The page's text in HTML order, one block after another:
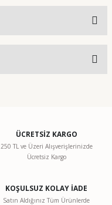
ÜCRETSİZ KARGO
250 TL ve Üzeri Alışverişlerinizde
Ücretsiz Kargo
KOŞULSUZ KOLAY İADE
Satın Aldığınız Tüm Ürünlerde